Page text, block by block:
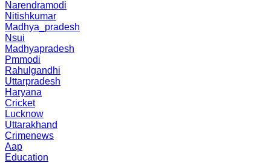
Narendramodi
Nitishkumar
Madhya_pradesh
Nsui
Madhyapradesh
Pmmodi
Rahulgandhi
Uttarpradesh
Haryana
Cricket
Lucknow
Uttarakhand
Crimenews
Aap
Education